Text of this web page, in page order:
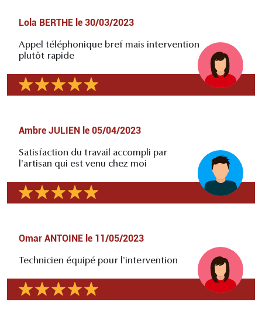
Lola BERTHE le 30/03/2023
Appel téléphonique bref mais intervention
plutôt rapide
Ambre JULIEN le 05/04/2023
Satisfaction du travail accompli par
l'artisan qui est venu chez moi
Omar ANTOINE le 11/05/2023
Technicien équipé pour l'intervention